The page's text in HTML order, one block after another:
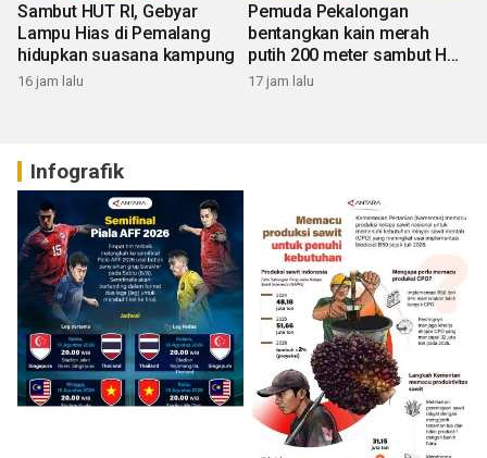
Sambut HUT RI, Gebyar
Lampu Hias di Pemalang
hidupkan suasana kampung
16 jam lalu
Pemuda Pekalongan
bentangkan kain merah
putih 200 meter sambut HUT
RI
17 jam lalu
Infografik